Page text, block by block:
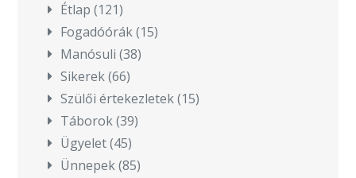
Étlap (121)
Fogadóórák(15)
Manósuli (38)
Sikerek(66)
Szülői értekezletek(15)
Táborok(39)
Ügyelet(45)
Ünnepek(85)